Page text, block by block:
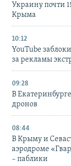
Украину почти
Крыма
10:12
YouTube
за рекламы
09:28
В
дронов
08:44
В Крыму и
аэродроме
– паблики